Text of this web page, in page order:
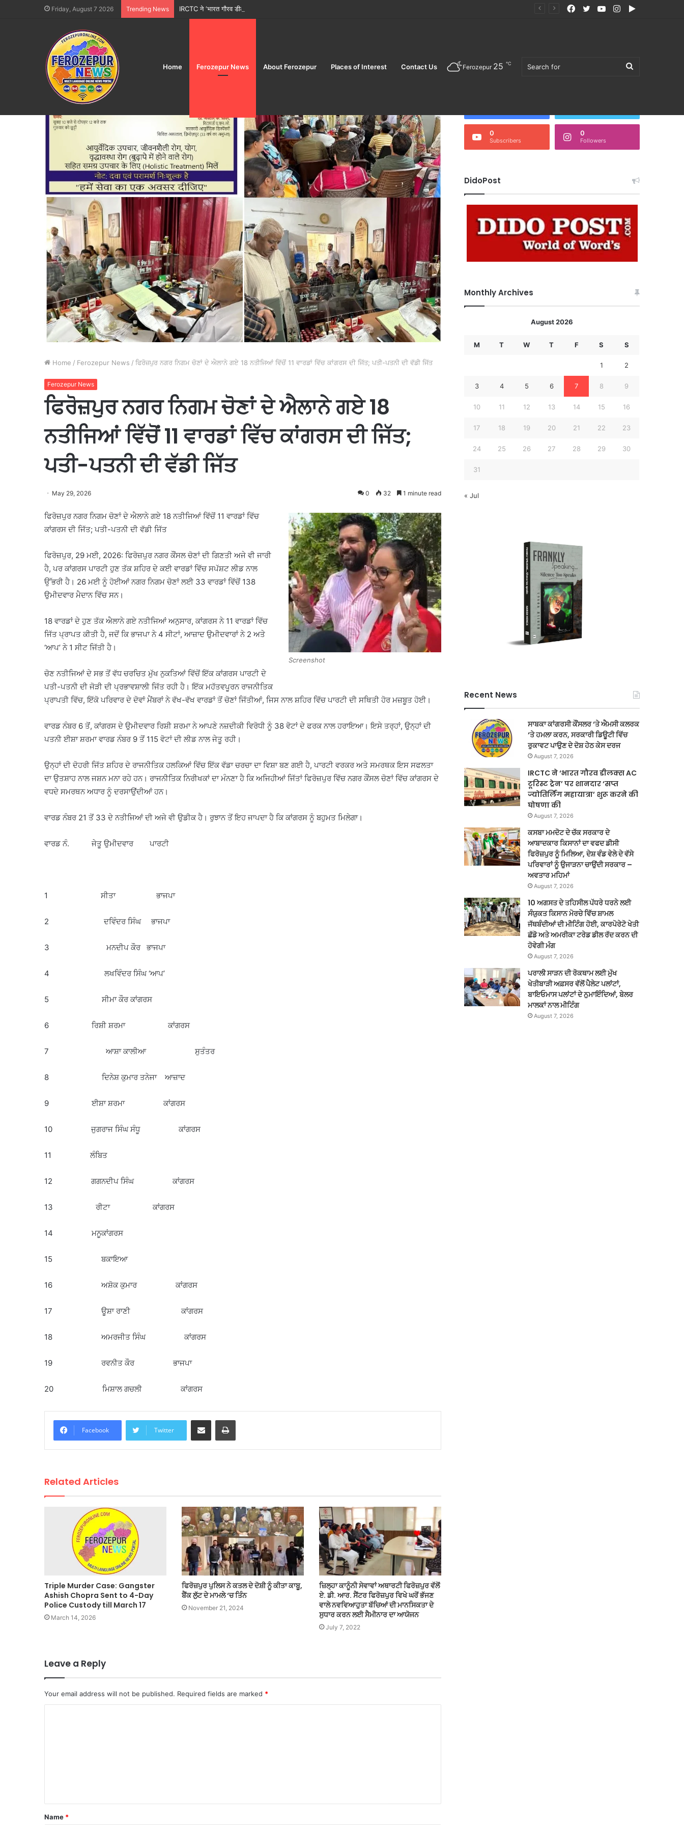
Friday, August 7 2026 Trending News IRCTC ने ‘भारत गौरव डीलक्स AC टूरिस्ट ट्रेन’ पर शानदार ‘सप्त ज्योतिर्लिंग महायात्रा’ शुरू करने की घोषणा की
Google
Instagram
YouTube
Twitter
Facebook
Home Ferozepur News About Ferozepur Places of Interest Contact Us Search
Ferozepur 25 ℃
Home / Ferozepur News / ਫਿਰੋਜ਼ਪੁਰ ਨਗਰ ਨਿਗਮ ਚੋਣਾਂ ਦੇ ਐਲਾਨੇ ਗਏ 18 ਨਤੀਜਿਆਂ ਵਿੱਚੋਂ 11 ਵਾਰਡਾਂ ਵਿੱਚ ਕਾਂਗਰਸ ਦੀ ਜਿੱਤ; ਪਤੀ-ਪਤਨੀ ਦੀ ਵੱਡੀ ਜਿੱਤ
Ferozepur News
ਫਿਰੋਜ਼ਪੁਰ ਨਗਰ ਨਿਗਮ ਚੋਣਾਂ ਦੇ ਐਲਾਨੇ ਗਏ 18
ਨਤੀਜਿਆਂ ਵਿੱਚੋਂ 11 ਵਾਰਡਾਂ ਵਿੱਚ ਕਾਂਗਰਸ ਦੀ ਜਿੱਤ;
ਪਤੀ-ਪਤਨੀ ਦੀ ਵੱਡੀ ਜਿੱਤ
May 29, 2026 0 32 1 minute read
Screenshot
ਫਿਰੋਜ਼ਪੁਰ ਨਗਰ ਨਿਗਮ ਚੋਣਾਂ ਦੇ ਐਲਾਨੇ ਗਏ 18 ਨਤੀਜਿਆਂ ਵਿੱਚੋਂ 11 ਵਾਰਡਾਂ ਵਿੱਚ
ਕਾਂਗਰਸ ਦੀ ਜਿੱਤ; ਪਤੀ-ਪਤਨੀ ਦੀ ਵੱਡੀ ਜਿੱਤ
ਫਿਰੋਜ਼ਪੁਰ, 29 ਮਈ, 2026: ਫਿਰੋਜ਼ਪੁਰ ਨਗਰ ਕੌਂਸਲ ਚੋਣਾਂ ਦੀ ਗਿਣਤੀ ਅਜੇ ਵੀ ਜਾਰੀ
ਹੈ, ਪਰ ਕਾਂਗਰਸ ਪਾਰਟੀ ਹੁਣ ਤੱਕ ਸ਼ਹਿਰ ਦੇ ਕਈ ਵਾਰਡਾਂ ਵਿੱਚ ਸਪੱਸ਼ਟ ਲੀਡ ਨਾਲ
ਉੱਭਰੀ ਹੈ। 26 ਮਈ ਨੂੰ ਹੋਈਆਂ ਨਗਰ ਨਿਗਮ ਚੋਣਾਂ ਲਈ 33 ਵਾਰਡਾਂ ਵਿੱਚੋਂ 138
ਉਮੀਦਵਾਰ ਮੈਦਾਨ ਵਿੱਚ ਸਨ।
18 ਵਾਰਡਾਂ ਦੇ ਹੁਣ ਤੱਕ ਐਲਾਨੇ ਗਏ ਨਤੀਜਿਆਂ ਅਨੁਸਾਰ, ਕਾਂਗਰਸ ਨੇ 11 ਵਾਰਡਾਂ ਵਿੱਚ
ਜਿੱਤ ਪ੍ਰਾਪਤ ਕੀਤੀ ਹੈ, ਜਦੋਂ ਕਿ ਭਾਜਪਾ ਨੇ 4 ਸੀਟਾਂ, ਆਜ਼ਾਦ ਉਮੀਦਵਾਰਾਂ ਨੇ 2 ਅਤੇ
‘ਆਪ’ ਨੇ 1 ਸੀਟ ਜਿੱਤੀ ਹੈ।
ਚੋਣ ਨਤੀਜਿਆਂ ਦੇ ਸਭ ਤੋਂ ਵੱਧ ਚਰਚਿਤ ਮੁੱਖ ਨੁਕਤਿਆਂ ਵਿੱਚੋਂ ਇੱਕ ਕਾਂਗਰਸ ਪਾਰਟੀ ਦੇ
ਪਤੀ-ਪਤਨੀ ਦੀ ਜੋੜੀ ਦੀ ਪ੍ਰਭਾਵਸ਼ਾਲੀ ਜਿੱਤ ਰਹੀ ਹੈ। ਇੱਕ ਮਹੱਤਵਪੂਰਨ ਰਾਜਨੀਤਿਕ
ਪ੍ਰਾਪਤੀ ਵਿੱਚ, ਇੱਕੋ ਪਰਿਵਾਰ ਦੇ ਦੋਵਾਂ ਮੈਂਬਰਾਂ ਨੇ ਵੱਖ-ਵੱਖ ਵਾਰਡਾਂ ਤੋਂ ਚੋਣਾਂ ਜਿੱਤੀਆਂ, ਜਿਸ ਨਾਲ ਸ਼ਹਿਰ ਵਿੱਚ ਪਾਰਟੀ ਦੀ ਸਥਿਤੀ ਹੋਰ ਮਜ਼ਬੂਤ ​​ਹੋਈ।
ਵਾਰਡ ਨੰਬਰ 6 ਤੋਂ, ਕਾਂਗਰਸ ਦੇ ਉਮੀਦਵਾਰ ਰਿਸ਼ੀ ਸ਼ਰਮਾ ਨੇ ਆਪਣੇ ਨਜ਼ਦੀਕੀ ਵਿਰੋਧੀ ਨੂੰ 38 ਵੋਟਾਂ ਦੇ ਫਰਕ ਨਾਲ ਹਰਾਇਆ। ਇਸੇ ਤਰ੍ਹਾਂ, ਉਨ੍ਹਾਂ ਦੀ
ਪਤਨੀ ਈਸ਼ਾ ਸ਼ਰਮਾ ਵਾਰਡ ਨੰਬਰ 9 ਤੋਂ 115 ਵੋਟਾਂ ਦੀ ਲੀਡ ਨਾਲ ਜੇਤੂ ਰਹੀ।
ਉਨ੍ਹਾਂ ਦੀ ਦੋਹਰੀ ਜਿੱਤ ਸ਼ਹਿਰ ਦੇ ਰਾਜਨੀਤਿਕ ਹਲਕਿਆਂ ਵਿੱਚ ਇੱਕ ਵੱਡਾ ਚਰਚਾ ਦਾ ਵਿਸ਼ਾ ਬਣ ਗਈ ਹੈ, ਪਾਰਟੀ ਵਰਕਰ ਅਤੇ ਸਮਰਥਕ ਇਸ ਸਫਲਤਾ
ਦਾ ਉਤਸ਼ਾਹ ਨਾਲ ਜਸ਼ਨ ਮਨਾ ਰਹੇ ਹਨ। ਰਾਜਨੀਤਿਕ ਨਿਰੀਖਕਾਂ ਦਾ ਮੰਨਣਾ ਹੈ ਕਿ ਅਜਿਹੀਆਂ ਜਿੱਤਾਂ ਫਿਰੋਜ਼ਪੁਰ ਵਿੱਚ ਨਗਰ ਕੌਂਸਲ ਚੋਣਾਂ ਵਿੱਚ ਕਾਂਗਰਸ ਦੇ
ਵਧਦੇ ਸਮਰਥਨ ਅਧਾਰ ਨੂੰ ਦਰਸਾਉਂਦੀਆਂ ਹਨ।
ਵਾਰਡ ਨੰਬਰ 21 ਤੋਂ 33 ਦੇ ਨਤੀਜਿਆਂ ਦੀ ਅਜੇ ਵੀ ਉਡੀਕ ਹੈ। ਰੁਝਾਨ ਤੋਂ ਇਹ ਜਾਪਦਾ ਹੈ ਕਿ ਕਾਂਗਰਸ ਨੂੰ ਬਹੁਮਤ ਮਿਲੇਗਾ।
ਵਾਰਡ ਨੰ. ਜੇਤੂ ਉਮੀਦਵਾਰ ਪਾਰਟੀ
1 ਸੀਤਾ ਭਾਜਪਾ
2 ਦਵਿੰਦਰ ਸਿੰਘ ਭਾਜਪਾ
3 ਮਨਦੀਪ ਕੌਰ ਭਾਜਪਾ
4 ਲਖਵਿੰਦਰ ਸਿੰਘ ‘ਆਪ’
5 ਸੀਮਾ ਕੌਰ ਕਾਂਗਰਸ
6 ਰਿਸ਼ੀ ਸ਼ਰਮਾ ਕਾਂਗਰਸ
7 ਆਸ਼ਾ ਕਾਲੀਆ ਸੁਤੰਤਰ
8 ਦਿਨੇਸ਼ ਕੁਮਾਰ ਤਨੇਜਾ ਆਜ਼ਾਦ
9 ਈਸ਼ਾ ਸ਼ਰਮਾ ਕਾਂਗਰਸ
10 ਜੁਗਰਾਜ ਸਿੰਘ ਸੰਧੂ ਕਾਂਗਰਸ
11 ਲੰਬਿਤ
12 ਗਗਨਦੀਪ ਸਿੰਘ ਕਾਂਗਰਸ
13 ਰੀਟਾ ਕਾਂਗਰਸ
14 ਮਨੂਕਾਂਗਰਸ
15 ਬਕਾਇਆ
16 ਅਸ਼ੋਕ ਕੁਮਾਰ ਕਾਂਗਰਸ
17 ਊਸ਼ਾ ਰਾਣੀ ਕਾਂਗਰਸ
18 ਅਮਰਜੀਤ ਸਿੰਘ ਕਾਂਗਰਸ
19 ਰਵਨੀਤ ਕੌਰ ਭਾਜਪਾ
20 ਮਿਸ਼ਾਲ ਗਚਲੀ ਕਾਂਗਰਸ
Facebook Twitter
Share via Email Print
Related Articles
Triple Murder Case: Gangster
Ashish Chopra Sent to 4-Day
Police Custody till March 17
March 14, 2026
ਫਿਰੋਜ਼ਪੁਰ ਪੁਲਿਸ ਨੇ ਕਤਲ ਦੇ ਦੋਸ਼ੀ ਨੂੰ ਕੀਤਾ ਕਾਬੂ,
ਬੈਂਕ ਲੁੱਟ ਦੇ ਮਾਮਲੇ ‘ਚ ਤਿੰਨ
November 21, 2024
ਜ਼ਿਲ੍ਹਾ ਕਾਨੂੰਨੀ ਸੇਵਾਵਾਂ ਅਥਾਰਟੀ ਫਿਰੋਜ਼ਪੁਰ ਵੱਲੋਂ
ਏ. ਡੀ. ਆਰ. ਸੈਂਟਰ ਫਿਰੋਜ਼ਪੁਰ ਵਿਖੇ ਘਰੋਂ ਭੱਜਣ
ਵਾਲੇ ਨਵਵਿਆਹੁਤਾ ਬੱਚਿਆਂ ਦੀ ਮਾਨਸਿਕਤਾ ਦੇ
ਸੁਧਾਰ ਕਰਨ ਲਈ ਸੈਮੀਨਾਰ ਦਾ ਆਯੋਜਨ
July 7, 2022
Leave a Reply
Your email address will not be published. Required fields are marked *
t
*
Name *
Follow Us
0
Subscribers
0
Followers
DidoPost
Monthly Archives
August 2026
M T W T F S S
1 2
3 4 5 6 7 8 9
10 11 12 13 14 15 16
17 18 19 20 21 22 23
24 25 26 27 28 29 30
31
« Jul
Recent News
ਸਾਬਕਾ ਕਾਂਗਰਸੀ ਕੌਂਸਲਰ ‘ਤੇ ਐਮਸੀ ਕਲਰਕ
‘ਤੇ ਹਮਲਾ ਕਰਨ, ਸਰਕਾਰੀ ਡਿਊਟੀ ਵਿੱਚ
ਰੁਕਾਵਟ ਪਾਉਣ ਦੇ ਦੋਸ਼ ਹੇਠ ਕੇਸ ਦਰਜ
August 7, 2026
IRCTC ने ‘भारत गौरव डीलक्स AC
टूरिस्ट ट्रेन’ पर शानदार ‘सप्त
ज्योतिर्लिंग महायात्रा’ शुरू करने की
घोषणा की
August 7, 2026
ਕਸਬਾ ਮਮਦੋਟ ਦੇ ਚੱਕ ਸਰਕਾਰ ਦੇ
ਆਬਾਦਕਾਰ ਕਿਸਾਨਾਂ ਦਾ ਵਫਦ ਡੀਸੀ
ਫਿਰੋਜ਼ਪੁਰ ਨੂੰ ਮਿਲਿਆ, ਦੇਸ਼ ਵੰਡ ਵੇਲੇ ਦੇ ਵੱਸੇ
ਪਰਿਵਾਰਾਂ ਨੂੰ ਉਜਾੜਨਾ ਚਾਉਂਦੀ ਸਰਕਾਰ –
ਅਵਤਾਰ ਮਹਿਮਾਂ
August 7, 2026
10 ਅਗਸਤ ਦੇ ਤਹਿਸੀਲ ਪੱਧਰੇ ਧਰਨੇ ਲਈ
ਸੰਯੁਕਤ ਕਿਸਾਨ ਮੋਰਚੇ ਵਿੱਚ ਸ਼ਾਮਲ
ਜੱਥਬੰਦੀਆਂ ਦੀ ਮੀਟਿੰਗ ਹੋਈ, ਕਾਰਪੋਰੇਟੋ ਖੇਤੀ
ਛੱਡੋ ਅਤੇ ਅਮਰੀਕਾ ਟਰੇਡ ਡੀਲ ਰੱਦ ਕਰਨ ਦੀ
ਹੋਵੇਗੀ ਮੰਗ
August 7, 2026
ਪਰਾਲੀ ਸਾੜਨ ਦੀ ਰੋਕਥਾਮ ਲਈ ਮੁੱਖ
ਖੇਤੀਬਾੜੀ ਅਫ਼ਸਰ ਵੱਲੋਂ ਪੈਲੇਟ ਪਲਾਂਟਾਂ,
ਬਾਇਓਮਾਸ ਪਲਾਂਟਾਂ ਦੇ ਨੁਮਾਇੰਦਿਆਂ, ਬੇਲਰ
ਮਾਲਕਾਂ ਨਾਲ ਮੀਟਿੰਗ
August 7, 2026